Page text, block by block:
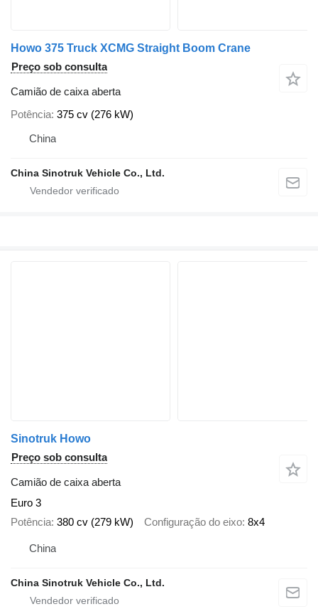
Howo 375 Truck XCMG Straight Boom Crane
Preço sob consulta
Camião de caixa aberta
Potência 375 cv (276 kW)
China
China Sinotruk Vehicle Co., Ltd.
Sinotruk Howo
Preço sob consulta
Camião de caixa aberta
Euro 3
Potência 380 cv (279 kW) Configuração do eixo 8x4
China
China Sinotruk Vehicle Co., Ltd.